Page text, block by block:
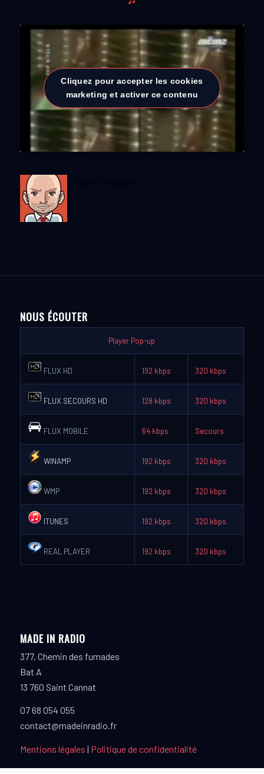
Cliquez pour accepter les cookies
marketing et activer ce contenu
NOUS ÉCOUTER
Player Pop-up
FLUX HD 192 kbps 320 kbps
FLUX SECOURS HD 128 kbps 320 kbps
FLUX MOBILE 64 kbps Secours
WINAMP 192 kbps 320 kbps
WMP 192 kbps 320 kbps
ITUNES 192 kbps 320 kbps
REAL PLAYER 192 kbps 320 kbps
MADE IN RADIO
377, Chemin des fumades
Bat A
13 760 Saint Cannat
07 68 054 055
contact@madeinradio.fr
Mentions légales | Politique de confidentialité